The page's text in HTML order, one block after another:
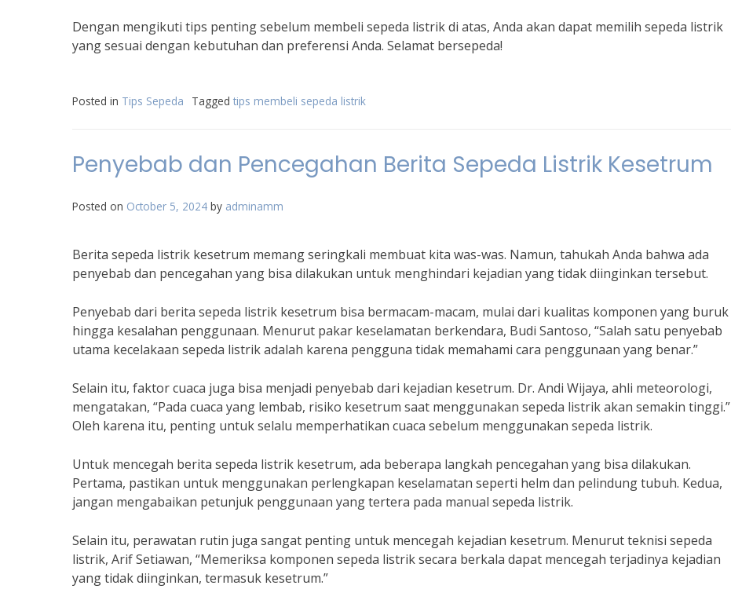
Dengan mengikuti tips penting sebelum membeli sepeda listrik di atas, Anda akan dapat memilih sepeda listrik
yang sesuai dengan kebutuhan dan preferensi Anda. Selamat bersepeda!
Posted in Tips Sepeda Tagged tips membeli sepeda listrik
Penyebab dan Pencegahan Berita Sepeda Listrik Kesetrum
Posted on October 5, 2024 by adminamm
Berita sepeda listrik kesetrum memang seringkali membuat kita was-was. Namun, tahukah Anda bahwa ada
penyebab dan pencegahan yang bisa dilakukan untuk menghindari kejadian yang tidak diinginkan tersebut.
Penyebab dari berita sepeda listrik kesetrum bisa bermacam-macam, mulai dari kualitas komponen yang buruk
hingga kesalahan penggunaan. Menurut pakar keselamatan berkendara, Budi Santoso, “Salah satu penyebab
utama kecelakaan sepeda listrik adalah karena pengguna tidak memahami cara penggunaan yang benar.”
Selain itu, faktor cuaca juga bisa menjadi penyebab dari kejadian kesetrum. Dr. Andi Wijaya, ahli meteorologi,
mengatakan, “Pada cuaca yang lembab, risiko kesetrum saat menggunakan sepeda listrik akan semakin tinggi.”
Oleh karena itu, penting untuk selalu memperhatikan cuaca sebelum menggunakan sepeda listrik.
Untuk mencegah berita sepeda listrik kesetrum, ada beberapa langkah pencegahan yang bisa dilakukan.
Pertama, pastikan untuk menggunakan perlengkapan keselamatan seperti helm dan pelindung tubuh. Kedua,
jangan mengabaikan petunjuk penggunaan yang tertera pada manual sepeda listrik.
Selain itu, perawatan rutin juga sangat penting untuk mencegah kejadian kesetrum. Menurut teknisi sepeda
listrik, Arif Setiawan, “Memeriksa komponen sepeda listrik secara berkala dapat mencegah terjadinya kejadian
yang tidak diinginkan, termasuk kesetrum.”